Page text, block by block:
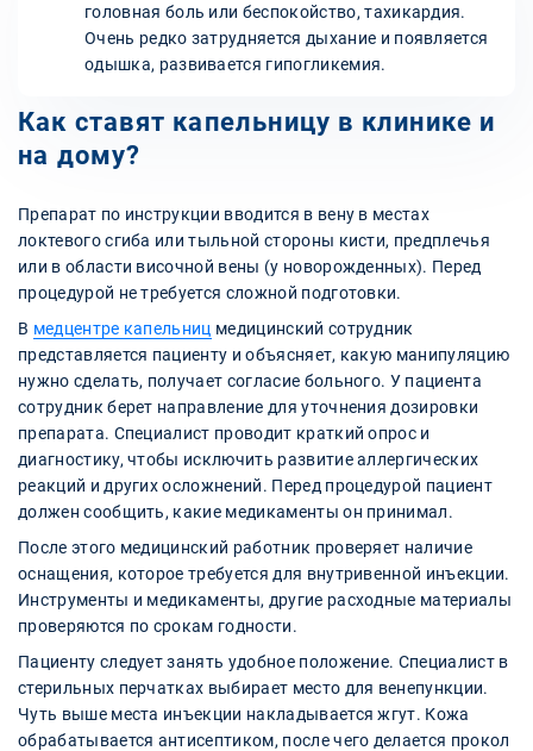
головная боль или беспокойство, тахикардия.
Очень редко затрудняется дыхание и появляется
одышка, развивается гипогликемия.
Как ставят капельницу в клинике и
на дому?
Препарат по инструкции вводится в вену в местах
локтевого сгиба или тыльной стороны кисти, предплечья
или в области височной вены (у новорожденных). Перед
процедурой не требуется сложной подготовки.
В медцентре капельниц медицинский сотрудник
представляется пациенту и объясняет, какую манипуляцию
нужно сделать, получает согласие больного. У пациента
сотрудник берет направление для уточнения дозировки
препарата. Специалист проводит краткий опрос и
диагностику, чтобы исключить развитие аллергических
реакций и других осложнений. Перед процедурой пациент
должен сообщить, какие медикаменты он принимал.
После этого медицинский работник проверяет наличие
оснащения, которое требуется для внутривенной инъекции.
Инструменты и медикаменты, другие расходные материалы
проверяются по срокам годности.
Пациенту следует занять удобное положение. Специалист в
стерильных перчатках выбирает место для венепункции.
Чуть выше места инъекции накладывается жгут. Кожа
обрабатывается антисептиком, после чего делается прокол